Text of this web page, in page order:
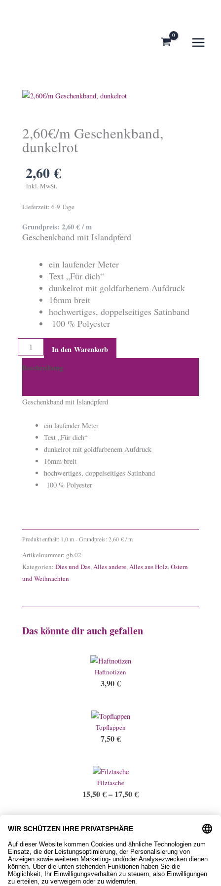
2,60€/m Geschenkband,
dunkelrot
2,60€
inkl. MwSt.
Lieferzeit: 6-9 Tage
Grundpreis: 2,60€/m
Geschenkband mit Islandpferd
ein laufender Meter
Text „Für dich“
dunkelrot mit goldfarbenem Aufdruck
16mm breit
hochwertiges, doppelseitiges Satinband
100 % Polyester
2,60€/m
Geschenkband,
dunkelrot
In den Warenkorb
Beschreibung
Geschenkband mit Islandpferd
ein laufender Meter
Text „Für dich“
dunkelrot mit goldfarbenem Aufdruck
16mm breit
hochwertiges, doppelseitiges Satinband
100 % Polyester
Produkt enthält: 1,0 m - Grundpreis: 2,60 € /m
Artikelnummer: gb.02
Kategorien: Dies und Das,Alles andere,Alles aus Holz,Ostern
und Weihnachten
Das könnte dir auch gefallen
Haftnotizen
3,90€
Topflappen
7,50€
Filztasche
15,50€– 17,50€
9,50€